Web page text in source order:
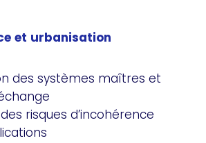
et urbanisation
des systèmes maîtres et
risques d’incohérence